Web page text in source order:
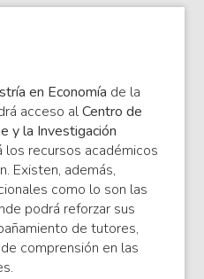
en Economía de la
acceso alCentro de
y la Investigación
los recursos académicos
Existen, además,
como lo son las
podrá reforzar sus
de tutores,
comprensión en las